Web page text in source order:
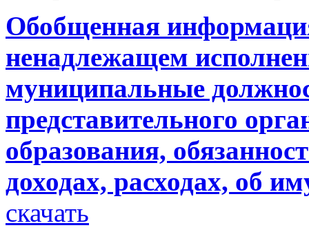
Обобщенная
ненадлежащем
муниципальные
представительного
образования,
доходах, расходах, об
скачать